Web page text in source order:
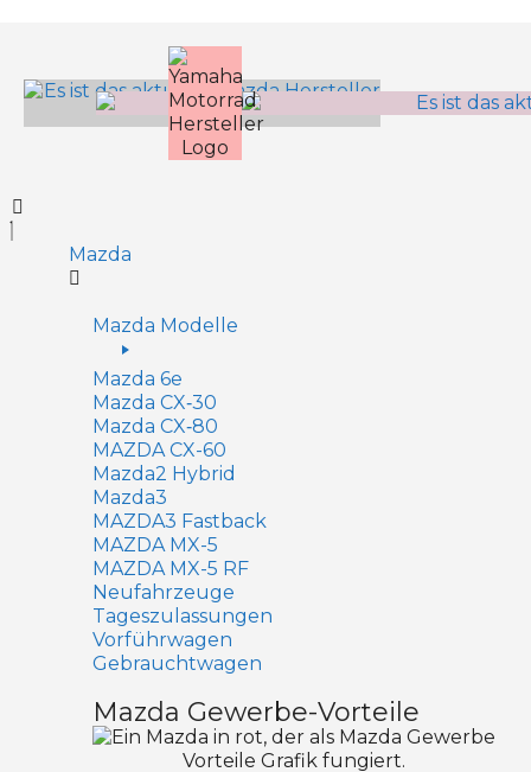
Mazda
Mazda Modelle
Mazda 6e
Mazda CX‑30
Mazda CX‑80
MAZDA CX-60
Mazda2 Hy­brid
Mazda3
MAZDA3 Fastback
MAZDA MX-5
MAZDA MX-5 RF
Neufahrzeuge
Tageszulassungen
Vorführwagen
Gebrauchtwagen
Mazda Gewerbe-Vorteile